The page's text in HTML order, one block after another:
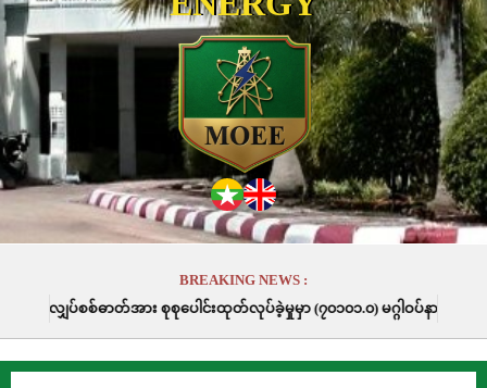
BREAKING NEWS :
စုပေါင်းထုတ်လုပ်ခဲ့မှုမှာ (၇၀၁၀၁.၀) မဂ္ဂါဝပ်နာရီဖြစ်ပါသည်။